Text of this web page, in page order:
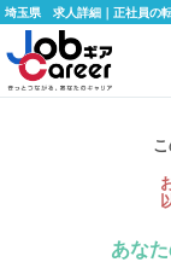
埼玉県 求人詳細｜正社員の
あな